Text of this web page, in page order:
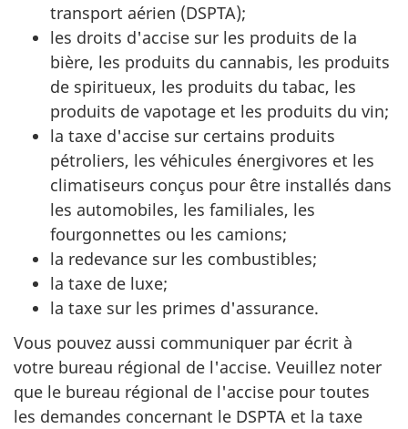
transport aérien (DSPTA);
les droits d'accise sur les produits de la
bière, les produits du cannabis, les produits
de spiritueux, les produits du tabac, les
produits de vapotage et les produits du vin;
la taxe d'accise sur certains produits
pétroliers, les véhicules énergivores et les
climatiseurs conçus pour être installés dans
les automobiles, les familiales, les
fourgonnettes ou les camions;
la redevance sur les combustibles;
la taxe de luxe;
la taxe sur les primes d'assurance.
Vous pouvez aussi communiquer par écrit à
votre bureau régional de l'accise. Veuillez noter
que le bureau régional de l'accise pour toutes
les demandes concernant le DSPTA et la taxe